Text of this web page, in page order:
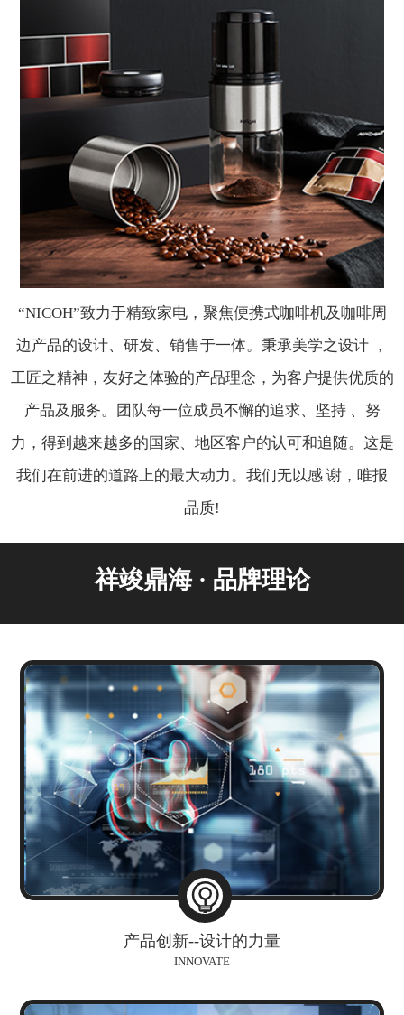
“NICOH”致力于精致家电，聚焦便携式咖啡机及咖啡周
边产品的设计、研发、销售于一体。秉承美学之设计 ，
工匠之精神，友好之体验的产品理念，为客户提供优质的
产品及服务。团队每一位成员不懈的追求、坚持 、努
力，得到越来越多的国家、地区客户的认可和追随。这是
我们在前进的道路上的最大动力。我们无以感 谢，唯报
品质!
祥竣鼎海 · 品牌理论
产品创新--设计的力量
INNOVATE